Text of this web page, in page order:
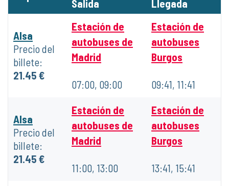
Salida Llegada
Alsa
Precio del
billete:
21.45 €
Estación de
autobuses de
Madrid
07:00, 09:00
Estación de
autobuses
Burgos
09:41, 11:41
Alsa
Precio del
billete:
21.45 €
Estación de
autobuses de
Madrid
11:00, 13:00
Estación de
autobuses
Burgos
13:41, 15:41